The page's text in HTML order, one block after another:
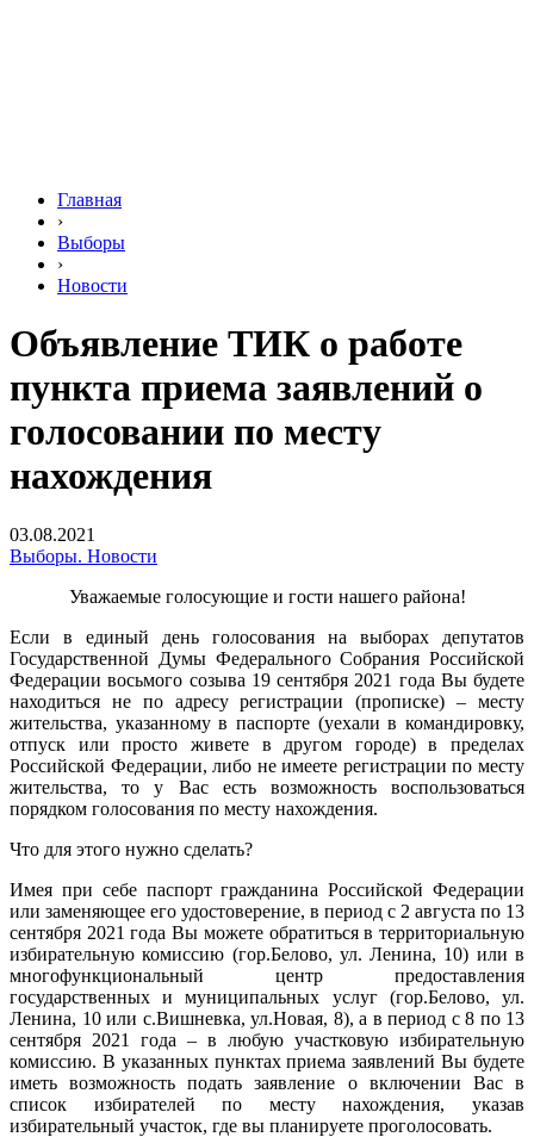
Главная
›
Выборы
›
Новости
Объявление ТИК о работе
пункта приема заявлений о
голосовании по месту
нахождения
03.08.2021
Выборы. Новости
Уважаемые голосующие и гости нашего района!
Если в единый день голосования на выборах депутатов
Государственной Думы Федерального Собрания Российской
Федерации восьмого созыва 19 сентября 2021 года Вы будете
находиться не по адресу регистрации (прописке) – месту
жительства, указанному в паспорте (уехали в командировку,
отпуск или просто живете в другом городе) в пределах
Российской Федерации, либо не имеете регистрации по месту
жительства, то у Вас есть возможность воспользоваться
порядком голосования по месту нахождения.
Что для этого нужно сделать?
Имея при себе паспорт гражданина Российской Федерации
или заменяющее его удостоверение, в период с 2 августа по 13
сентября 2021 года Вы можете обратиться в территориальную
избирательную комиссию (гор.Белово, ул. Ленина, 10) или в
многофункциональный центр предоставления
государственных и муниципальных услуг (гор.Белово, ул.
Ленина, 10 или с.Вишневка, ул.Новая, 8), а в период с 8 по 13
сентября 2021 года – в любую участковую избирательную
комиссию. В указанных пунктах приема заявлений Вы будете
иметь возможность подать заявление о включении Вас в
список избирателей по месту нахождения, указав
избирательный участок, где вы планируете проголосовать.